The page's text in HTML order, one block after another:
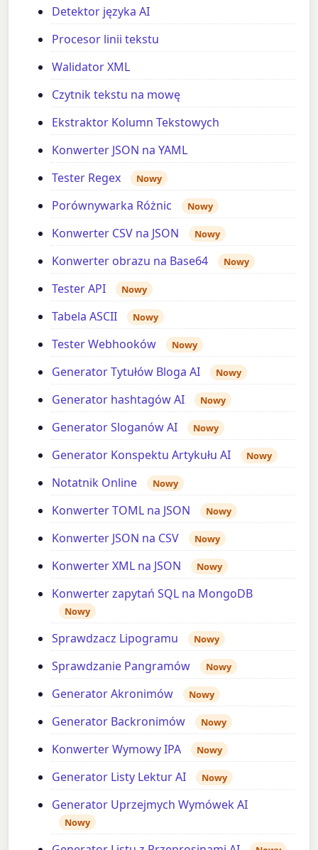
Detektor języka AI
Procesor linii tekstu
Walidator XML
Czytnik tekstu na mowę
Ekstraktor Kolumn Tekstowych
Konwerter JSON na YAML
Tester Regex
Nowy
Porównywarka Różnic Nowy
Konwerter CSV na JSON Nowy
Konwerter obrazu na Base64 Nowy
Tester API Nowy
Tabela ASCII Nowy
Tester Webhooków Nowy
Generator Tytułów Bloga AI Nowy
Generator hashtagów AI Nowy
Generator Sloganów AI Nowy
Generator Konspektu Artykułu AI Nowy
Notatnik Online Nowy
Konwerter TOML na JSON Nowy
Konwerter JSON na CSV Nowy
Konwerter XML na JSON Nowy
Konwerter zapytań SQL na MongoDB
Nowy
Sprawdzacz Lipogramu Nowy
Sprawdzanie Pangramów Nowy
Generator Akronimów Nowy
Generator Backronimów Nowy
Konwerter Wymowy IPA Nowy
Generator Listy Lektur AI Nowy
Generator Uprzejmych Wymówek AI
Nowy